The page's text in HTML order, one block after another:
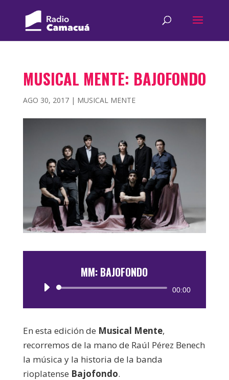
MUSICAL MENTE: BAJOFONDO
AGO 30, 2017| MUSICAL MENTE
MM: BAJOFONDO
Reproductor
00:00
En esta edición de Musical Mente,
recorremos de la mano de Raúl Pérez Benech
la música y la historia de la banda
rioplatense Bajofondo.